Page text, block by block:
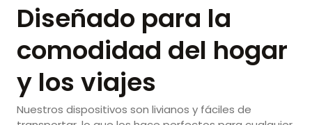
Diseñado para la
comodidad del hogar
y los viajes
Nuestros dispositivos son livianos y fáciles de